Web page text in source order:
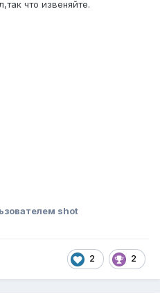
что извеняйте.
shot
2 2